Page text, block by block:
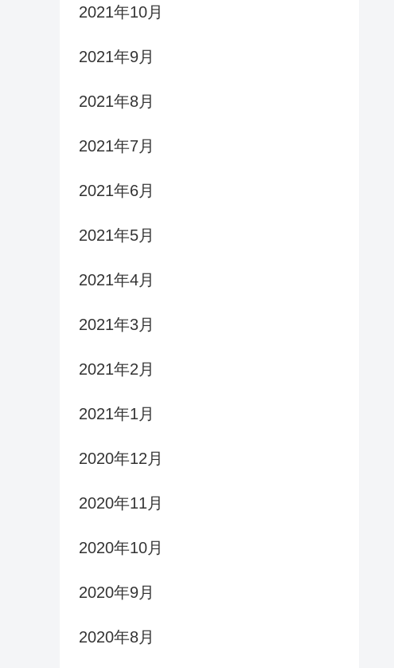
2021年10月
2021年9月
2021年8月
2021年7月
2021年6月
2021年5月
2021年4月
2021年3月
2021年2月
2021年1月
2020年12月
2020年11月
2020年10月
2020年9月
2020年8月